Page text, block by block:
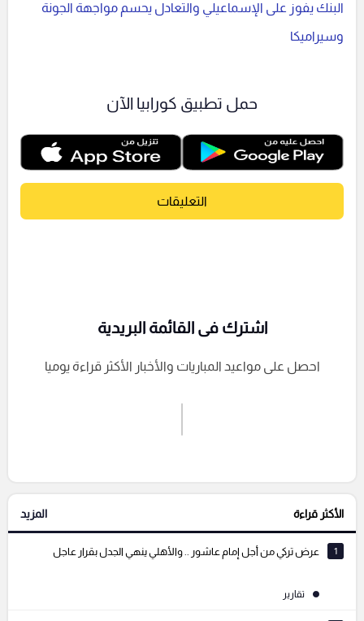
البنك يفوز على الإسماعيلي والتعادل يحسم مواجهة الجونة
وسيراميكا
حمل تطبيق كورابيا الآن
التعليقات
إرسال تعليق
التعليقات السابقة
اشترك فى القائمة البريدية
احصل على مواعيد المباريات والأخبار الأكثر قراءة يوميا
الأكثر قراءة المزيد
1 عرض تركي من أجل إمام عاشور .. والأهلي ينهي الجدل بقرار عاجل
تقارير